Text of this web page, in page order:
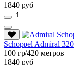
1840 руб
Schoppel Admiral 320
100 гр/420 метров
1840 руб